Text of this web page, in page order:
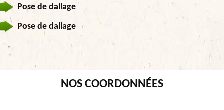
Pose de dallage
Pose de dallage
NOS COORDONNÉES